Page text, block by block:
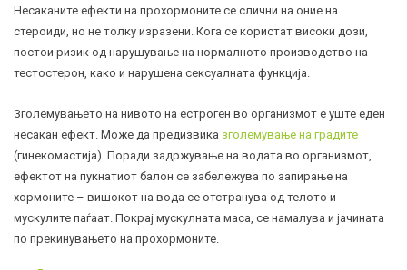
Несаканите ефекти на прохормоните се слични на оние на
стероиди, но не толку изразени. Кога се користат високи дози,
постои ризик од нарушување на нормалното производство на
тестостерон, како и нарушена сексуалната функција.
Зголемувањето на нивото на естроген во организмот е уште еден
несакан ефект. Може да предизвика зголемување на градите
(гинекомастија). Поради задржување на водата во организмот,
ефектот на пукнатиот балон се забележува по запирање на
хормоните – вишокот на вода се отстранува од телото и
мускулите паѓаат. Покрај мускулната маса, се намалува и јачината
по прекинувањето на прохормоните.